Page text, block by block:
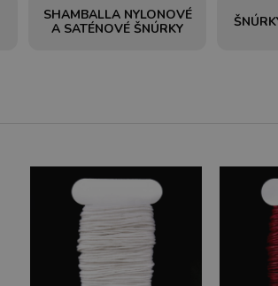
SHAMBALLA NYLONOVÉ
A SATÉNOVÉ ŠNÚRKY